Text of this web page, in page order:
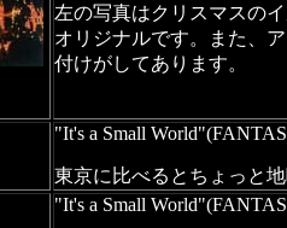
左の写真はクリスマスの
オリジナルです。また、
付けがしてあります。
"It's a Small
東京に比べるとちょっと
"It's a Small